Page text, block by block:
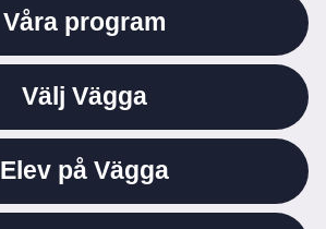
Våra program
Välj Vägga
Elev på Vägga